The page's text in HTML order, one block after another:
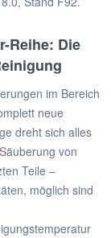
Reihe: Die
im Bereich
neue
dreht sich alles
von
Teile –
möglich sind